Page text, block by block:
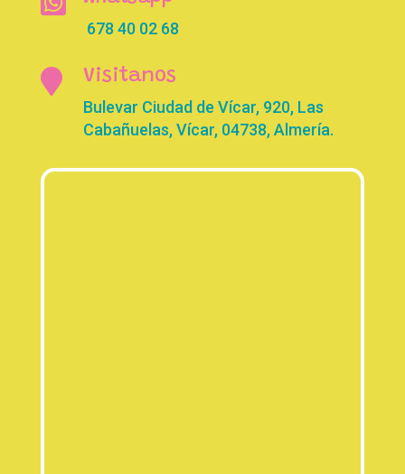
678 40 02 68
 Visitanos
Bulevar Ciudad de Vícar, 920, Las
Cabañuelas, Vícar, 04738, Almería.